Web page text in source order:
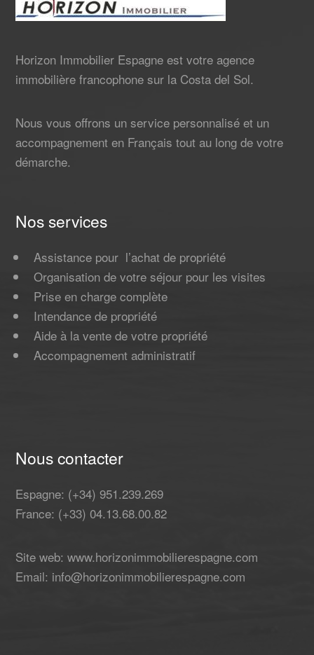
Horizon Immobilier Espagne est votre agence
immobilière francophone sur la Costa del Sol.
Nous vous offrons un service personnalisé et un
accompagnement en Français tout au long de votre
démarche.
Nos services
Assistance pour l’achat de propriété
Organisation de votre séjour pour les visites
Prise en charge complète
Intendance de propriété
Aide à la vente de votre propriété
Accompagnement administratif
Nous contacter
Espagne: (+34) 951.239.269
France: (+33) 04.13.68.00.82
Site web: www.horizonimmobilierespagne.com
Email: info@horizonimmobilierespagne.com